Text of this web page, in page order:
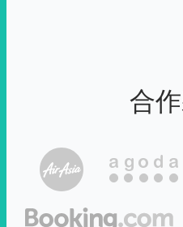
合